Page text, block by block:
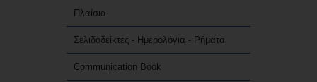
Πλαίσια
Σελιδοδείκτες - Ημερολόγια - Ρήματα
Communication Book